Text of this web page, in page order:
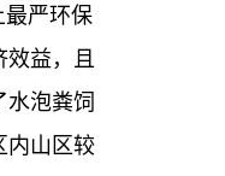
最严环保
效益，且
泡粪饲
内山区较